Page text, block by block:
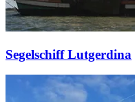
Segelschiff Lutgerdina